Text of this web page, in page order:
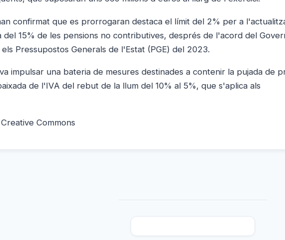
confirmat que es prorrogaran destaca el límit del 2% per a
del 15% de les pensions no contributives, després de l'acord del
Pressupostos Generals de l'Estat (PGE) del 2023.
impulsar una bateria de mesures destinades a contenir la pujada de
de l'IVA del rebut de la llum del 10% al 5%, que s'aplica als
Commons